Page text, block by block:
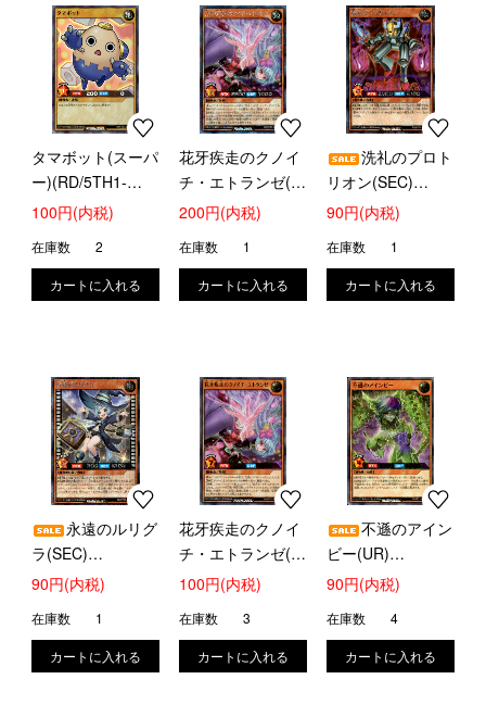
タマボット(スーパ
ー)(RD/5TH1-
JP121)
100円(内税)
在庫数 2
花牙疾走のクノイ
チ・エトランゼ(シ
ークレット)
200円(内税)
在庫数 1
洗礼のプロト
リオン(SEC)
(RD/KP21-JP026)
90円(内税)
在庫数 1
永遠のルリグ
ラ(SEC)
(RD/KP21-JP028)
90円(内税)
在庫数 1
花牙疾走のクノイ
チ・エトランゼ(ウ
ルトラ)(RD/KP21-
100円(内税)
在庫数 3
不遜のアイン
ビー(UR)
(RD/KP21-JP031)
90円(内税)
在庫数 4